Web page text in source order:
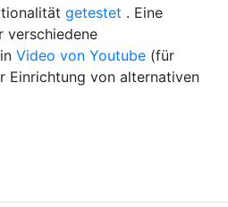
getestet . Eine
verschiedene
Video von Youtube (für
Einrichtung von alternativen